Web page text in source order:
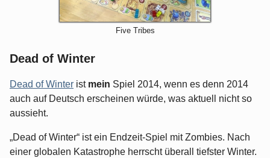
Five Tribes
Dead of Winter
Dead of Winter ist mein Spiel 2014, wenn es denn 2014
auch auf Deutsch erscheinen würde, was aktuell nicht so
aussieht.
„Dead of Winter“ ist ein Endzeit-Spiel mit Zombies. Nach
einer globalen Katastrophe herrscht überall tiefster Winter.